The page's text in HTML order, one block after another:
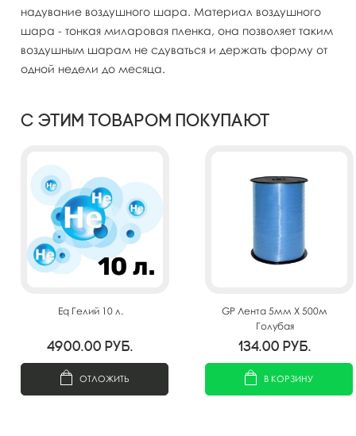
надувание воздушного шара. Материал воздушного
шара - тонкая миларовая пленка, она позволяет таким
воздушным шарам не сдуваться и держать форму от
одной недели до месяца.
С этим товаром покупают
Eq Гелий 10 л.
4900.00 руб.
ОТЛОЖИТЬ
GP Лента 5мм X 500м
Голубая
134.00 руб.
В КОРЗИНУ